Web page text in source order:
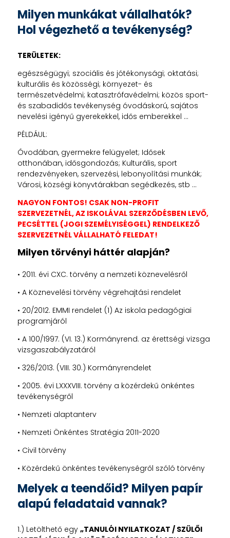
Milyen munkákat vállalhatók?
Hol végezhető a tevékenység?
TERÜLETEK:
egészségügyi; szociális és jótékonysági; oktatási;
kulturális és közösségi; környezet- és
természetvédelmi; katasztrófavédelmi; közös sport-
és szabadidős tevékenység óvodáskorú, sajátos
nevelési igényű gyerekekkel, idős emberekkel …
PÉLDÁUL:
Óvodában, gyermekre felügyelet; Idősek
otthonában, idősgondozás; Kulturális, sport
rendezvényeken, szervezési, lebonyolítási munkák;
Városi, községi könyvtárakban segédkezés, stb …
NAGYON FONTOS! CSAK NON-PROFIT
SZERVEZETNÉL, AZ ISKOLÁVAL SZERZŐDÉSBEN LEVŐ,
PECSÉTTEL (JOGI SZEMÉLYISÉGGEL) RENDELKEZŐ
SZERVEZETNÉL VÁLLALHATÓ FELEDAT!
Milyen törvényi háttér alapján?
• 2011. évi CXC. törvény a nemzeti köznevelésről
• A Köznevelési törvény végrehajtási rendelet
• 20/2012. EMMI rendelet (1) Az iskola pedagógiai
programjáról
• A 100/1997. (VI. 13.) Kormányrend. az érettségi vizsga
vizsgaszabályzatáról
• 326/2013. (VIII. 30.) Kormányrendelet
• 2005. évi LXXXVIII. törvény a közérdekű önkéntes
tevékenységről
• Nemzeti alaptanterv
• Nemzeti Önkéntes Stratégia 2011-2020
• Civil törvény
• Közérdekű önkéntes tevékenységről szóló törvény
Melyek a teendőid? Milyen papír
alapú feladataid vannak?
1.) Letölthető egy „TANULÓI NYILATKOZAT / SZÜLŐI